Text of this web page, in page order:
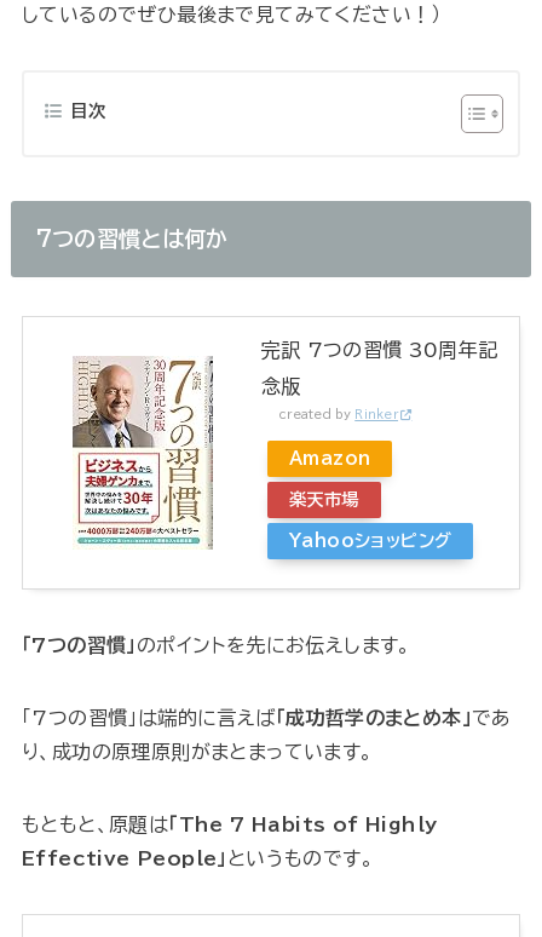
しているのでぜひ最後まで見てみてください！）
目次
7つの習慣とは何か
完訳 7つの習慣 30周年記
念版
created by Rinker
Amazon
楽天市場
Yahooショッピング
「7つの習慣」 のポイントを先にお伝えします。
「7つの習慣」は端的に言えば「成功哲学のまとめ本」であ
り、成功の原理原則がまとまっています。
もともと、原題は 「The 7 Habits of Highly
Effective People」 というものです。